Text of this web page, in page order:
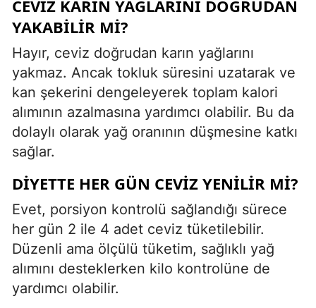
CEVIZ KARIN YAĞLARINI DOĞRUDAN
YAKABILIR MI?
Hayır, ceviz doğrudan karın yağlarını
yakmaz. Ancak tokluk süresini uzatarak ve
kan şekerini dengeleyerek toplam kalori
alımının azalmasına yardımcı olabilir. Bu da
dolaylı olarak yağ oranının düşmesine katkı
sağlar.
DIYETTE HER GÜN CEVIZ YENILIR MI?
Evet, porsiyon kontrolü sağlandığı sürece
her gün 2 ile 4 adet ceviz tüketilebilir.
Düzenli ama ölçülü tüketim, sağlıklı yağ
alımını desteklerken kilo kontrolüne de
yardımcı olabilir.